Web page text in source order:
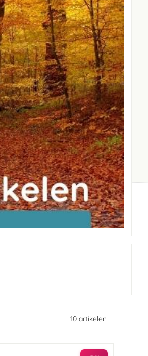
10 artikelen